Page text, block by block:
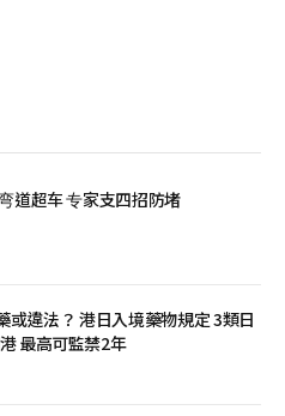
道超车 专家支四招防堵
或違法？ 港日入境藥物規定 3類日
最高可監禁2年